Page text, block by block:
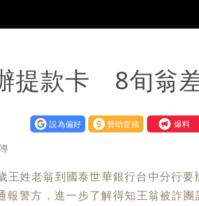
提款卡 8旬翁
設為偏好 贊助壹蘋 我要爆料
王姓老翁到國泰世華銀行台中分行
報警方，進一步了解得知王翁被詐